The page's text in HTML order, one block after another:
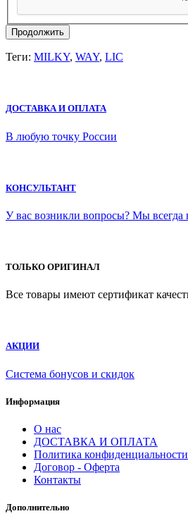
Продолжить
Теги: MILKY, WAY, LIC
ДОСТАВКА И ОПЛАТА
В любую точку России
КОНСУЛЬТАНТ
У вас возникли вопросы? Мы всегда
ТОЛЬКО ОРИГИНАЛ
Все товары имеют сертификат
АКЦИИ
Система бонусов и скидок
Информация
О нас
ДОСТАВКА И ОПЛАТА
Политика конфиденциальности
Договор - Оферта
Контакты
Дополнительно